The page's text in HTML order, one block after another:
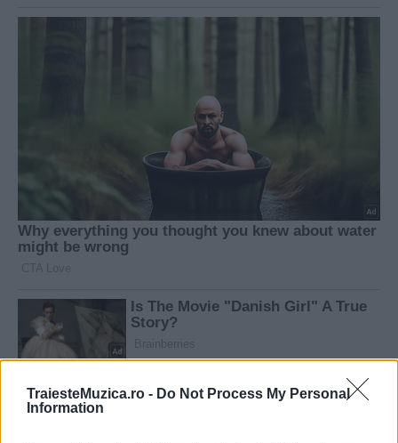
TraiesteMuzica.ro - Do Not Process My Personal
Information